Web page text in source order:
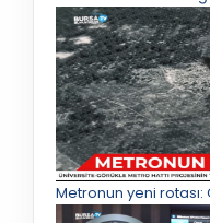
Metronun yeni rotası: